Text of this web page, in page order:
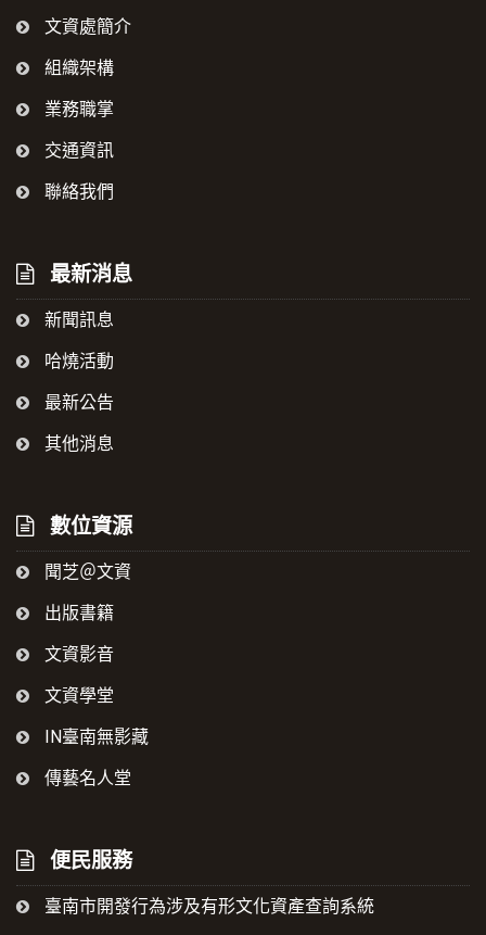
文資處簡介
組織架構
業務職掌
交通資訊
聯絡我們
最新消息
新聞訊息
哈燒活動
最新公告
其他消息
數位資源
聞芝＠文資
出版書籍
文資影音
文資學堂
IN臺南無影藏
傳藝名人堂
便民服務
臺南市開發行為涉及有形文化資產查詢系統